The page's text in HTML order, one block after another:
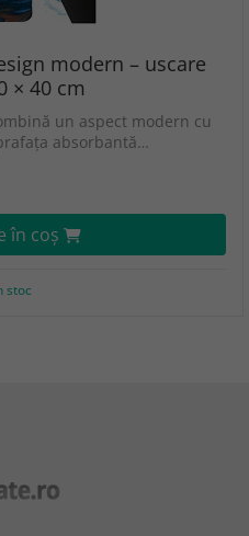
modern – uscare
× 40 cm
un aspect modern cu
absorbantă…
în coş
stoc